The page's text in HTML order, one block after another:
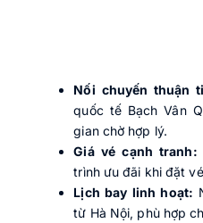
Nối chuyến thuận
quốc tế Bạch Vân
gian chờ hợp lý.
Giá vé cạnh tranh:
trình ưu đãi khi đặt
Lịch bay linh hoạt:
từ Hà Nội, phù hợp